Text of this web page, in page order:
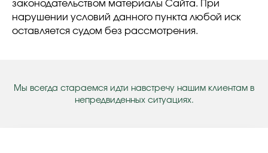
законодательством материалы Сайта. При
нарушении условий данного пункта любой иск
оставляется судом без рассмотрения.
Мы всегда стараемся идти навстречу нашим клиентам в
непредвиденных ситуациях.